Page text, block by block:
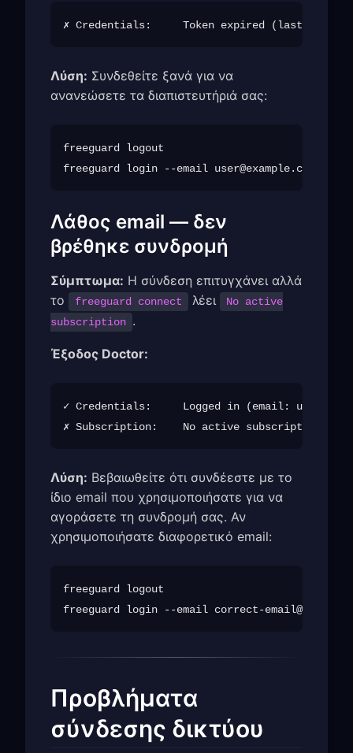
Λύση: Συνδεθείτε ξανά για να
ανανεώσετε τα διαπιστευτήριά σας:
freeguard logout
freeguard login --email user@example.com
Λάθος email — δεν
βρέθηκε συνδρομή
Σύμπτωμα: Η σύνδεση επιτυγχάνει αλλά
το
freeguard connect λέει
No active
subscription .
Έξοδος Doctor:
✓ Credentials:     Logged in (email:
Λύση: Βεβαιωθείτε ότι συνδέεστε με το
ίδιο email που χρησιμοποιήσατε για να
αγοράσετε τη συνδρομή σας. Αν
χρησιμοποιήσατε διαφορετικό email:
freeguard logout
freeguard login --email correct-
Προβλήματα
σύνδεσης δικτύου